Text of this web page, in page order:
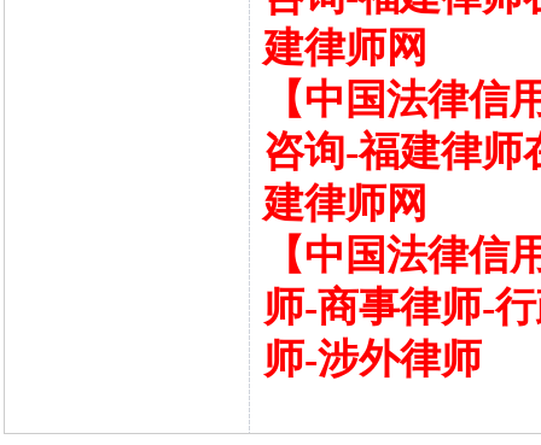
建律师网
【中国法律信
咨询-福建律师
建律师网
【中国法律信
师-商事律师-
师-涉外律师